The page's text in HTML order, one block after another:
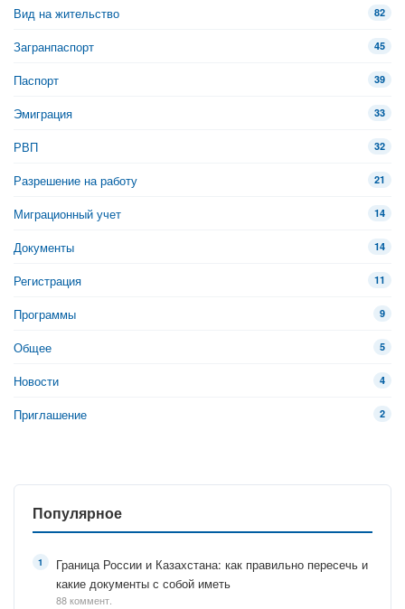
Вид на жительство 82
Загранпаспорт 45
Паспорт 39
Эмиграция 33
РВП 32
Разрешение на работу 21
Миграционный учет 14
Документы 14
Регистрация 11
Программы 9
Общее 5
Новости 4
Приглашение 2
Популярное
Граница России и Казахстана: как правильно пересечь и
какие документы с собой иметь
88 коммент.